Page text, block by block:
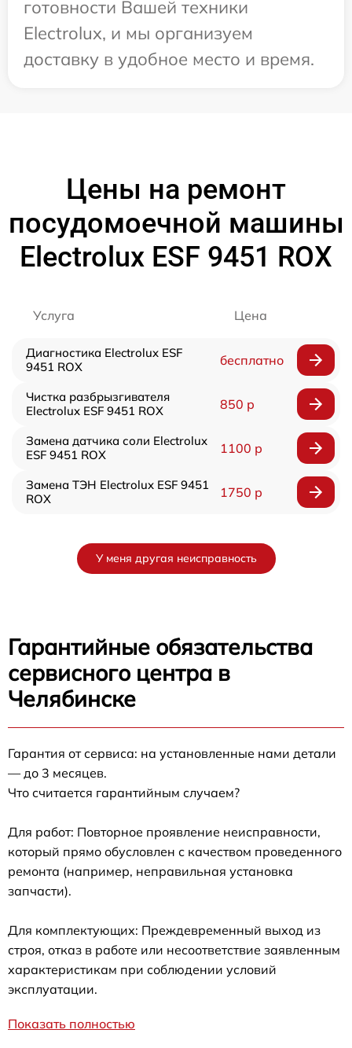
готовности Вашей техники
Electrolux, и мы организуем
доставку в удобное место и время.
Цены на ремонт
посудомоечной машины
Electrolux ESF 9451 ROX
Услуга Цена
Диагностика Electrolux ESF
9451 ROX
бесплатно
Чистка разбрызгивателя
Electrolux ESF 9451 ROX
850 р
Замена датчика соли Electrolux
ESF 9451 ROX
1100 р
Замена ТЭН Electrolux ESF 9451
ROX
1750 р
У меня другая неисправность
Гарантийные обязательства
сервисного центра в
Челябинске
Гарантия от сервиса: на установленные нами детали
— до 3 месяцев.
Что считается гарантийным случаем?
Для работ: Повторное проявление неисправности,
который прямо обусловлен с качеством проведенного
ремонта (например, неправильная установка
запчасти).
Для комплектующих: Преждевременный выход из
строя, отказ в работе или несоответствие заявленным
характеристикам при соблюдении условий
эксплуатации.
Показать полностью